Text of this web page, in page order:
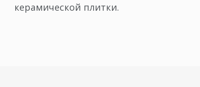
керамической плитки.